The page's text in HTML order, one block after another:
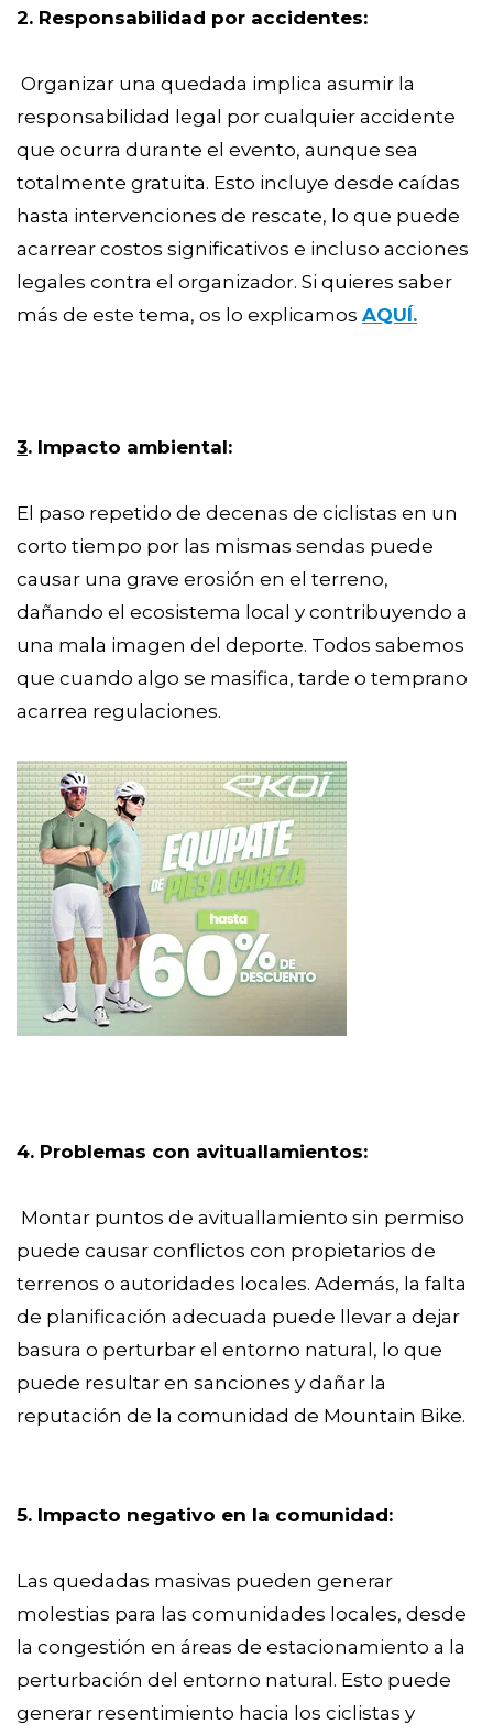
2. Responsabilidad por accidentes:
Organizar una quedada implica asumir la
responsabilidad legal por cualquier accidente
que ocurra durante el evento, aunque sea
totalmente gratuita. Esto incluye desde caídas
hasta intervenciones de rescate, lo que puede
acarrear costos significativos e incluso acciones
legales contra el organizador. Si quieres saber
más de este tema, os lo explicamos AQUÍ.
3. Impacto ambiental:
El paso repetido de decenas de ciclistas en un
corto tiempo por las mismas sendas puede
causar una grave erosión en el terreno,
dañando el ecosistema local y contribuyendo a
una mala imagen del deporte. Todos sabemos
que cuando algo se masifica, tarde o temprano
acarrea regulaciones.
4. Problemas con avituallamientos:
Montar puntos de avituallamiento sin permiso
puede causar conflictos con propietarios de
terrenos o autoridades locales. Además, la falta
de planificación adecuada puede llevar a dejar
basura o perturbar el entorno natural, lo que
puede resultar en sanciones y dañar la
reputación de la comunidad de Mountain Bike.
5. Impacto negativo en la comunidad:
Las quedadas masivas pueden generar
molestias para las comunidades locales, desde
la congestión en áreas de estacionamiento a la
perturbación del entorno natural. Esto puede
generar resentimiento hacia los ciclistas y